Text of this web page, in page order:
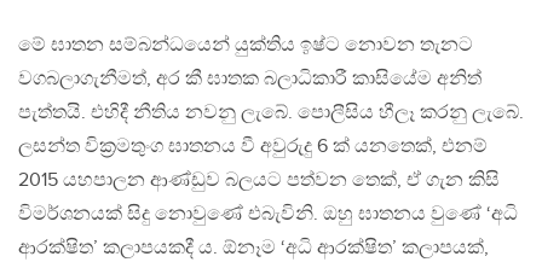
මේ ඝාතන සම්බන්ධයෙන් යුක්තිය ඉෂ්ට නොවන තැනට
වගබලාගැනීමත්, අර කී ඝාතක බලාධිකාරී කාසියේම අනිත්
පැත්තයි. එහිදී නීතිය නවනු ලැබේ. පොලීසිය හීලෑ කරනු ලැබේ.
ලසන්ත වික්‍රමතුංග ඝාතනය වී අවුරුදු 6 ක් යනතෙක්, එනම්
2015 යහපාලන ආණ්ඩුව බලයට පත්වන තෙක්, ඒ ගැන කිසි
විමර්ශනයක් සිදු නොවුණේ එබැවිනි. ඔහු ඝාතනය වුණේ ‘අධි
ආරක්ෂිත’ කලාපයකදී ය. ඕනෑම ‘අධි ආරක්ෂිත’ කලාපයක්,